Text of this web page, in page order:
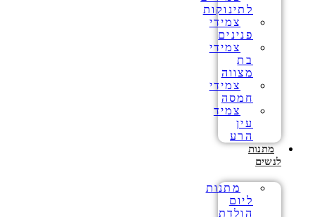
לתינוקות
צמידי
פנינים
צמידי
בת
מצווה
צמידי
חמסה
צמיד
עין
הרע
מתנות
לנשים
מתנות
ליום
הולדת